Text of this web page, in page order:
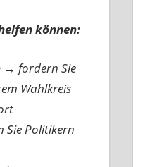
können:
→ fordern Sie
Wahlkreis
Sie Politikern